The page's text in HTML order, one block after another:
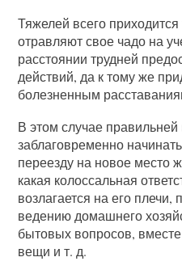
Тяжелей всего
отравляют свое чадо на
расстоянии трудней
действий, да к тому же
болезненным
В этом случае правильней
заблаговременно
переезду на новое место
какая колоссальная
возлагается на его плечи,
ведению домашнего
бытовых вопросов,
вещи и т. д.